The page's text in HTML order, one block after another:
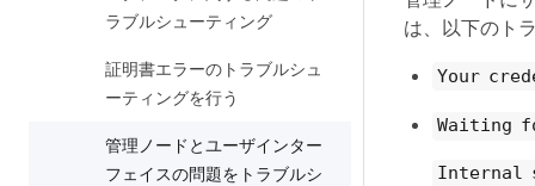
ラブルシューティング
証明書エラーのトラブルシュ
ーティングを行う
管理ノードとユーザインター
フェイスの問題をトラブルシ
は、以下のト
Your
Waiting
Internal